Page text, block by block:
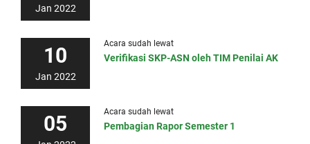
Jan 2022
10
Jan 2022
Acara sudah lewat
Verifikasi SKP-ASN oleh TIM Penilai AK
05 Acara sudah lewat
Pembagian Rapor Semester 1